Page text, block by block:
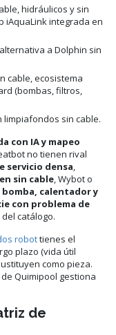
hidráulicos y sin
iAquaLink integrada en
a Dolphin sin
cable, ecosistema
(bombas, filtros,
limpiafondos sin cable.
con IA y mapeo
no tienen rival
servicio densa,
sin cable, Wybot o
calentador y
con problema de
catálogo.
robottienes el
plazo (vida útil
como pieza.
de Quimipool gestiona
de